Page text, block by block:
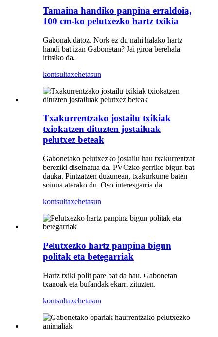
Tamaina handiko panpina erraldoia,
100 cm-ko pelutxezko hartz txikia
Gabonak datoz. Nork ez du nahi halako hartz
handi bat izan Gabonetan? Jai giroa berehala
iritsiko da.
kontsultaxehetasun
Txakurrentzako jostailu txikiak
txiokatzen dituzten jostailuak
pelutxez beteak
Gabonetako pelutxezko jostailu hau txakurrentzat
bereziki diseinatua da. PVCzko gerriko bigun bat
dauka. Pintzatzen duzunean, txakurkume baten
soinua aterako du. Oso interesgarria da.
kontsultaxehetasun
Pelutxezko hartz panpina bigun
politak eta betegarriak
Hartz txiki polit pare bat da hau. Gabonetan
txanoak eta bufandak ekarri zituzten.
kontsultaxehetasun